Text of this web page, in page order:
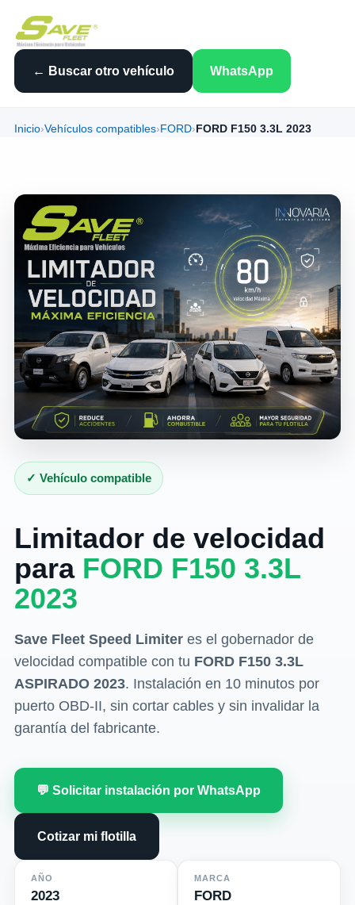
← Buscar otro vehículo WhatsApp
Inicio›Vehículos compatibles› FORD› FORD F150 3.3L 2023
✓ Vehículo compatible
Limitador de velocidad
para FORD F150 3.3L
2023
Save Fleet Speed Limiteres el gobernador de
velocidad compatible con tu FORD F150 3.3L
ASPIRADO 2023. Instalación en 10 minutos por
puerto OBD-II, sin cortar cables y sin invalidar la
garantía del fabricante.
💬 Solicitar instalación por WhatsApp
Cotizar mi flotilla
AÑO
2023
MARCA
FORD